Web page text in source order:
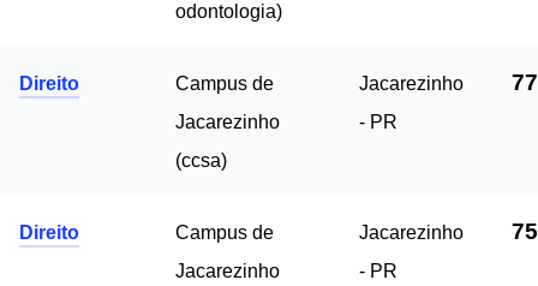
odontologia)
Direito
Campus de
Jacarezinho
(ccsa)
Jacarezinho
- PR
Direito
Campus de
Jacarezinho
Jacarezinho
- PR